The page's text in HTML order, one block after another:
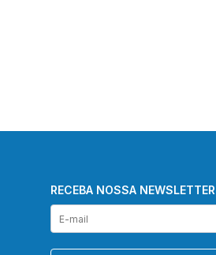
RECEBA NOSSA NEWSLETTER